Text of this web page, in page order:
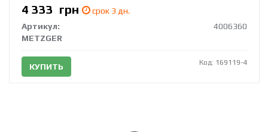
4 333 грн
срок 3 дн.
Артикул:
4006360
METZGER
КУПИТЬ Код: 169119-4